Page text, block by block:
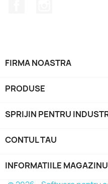
FIRMA NOASTRA
PRODUSE
SPRIJIN PENTRU
CONTUL TAU
INFORMATIILE